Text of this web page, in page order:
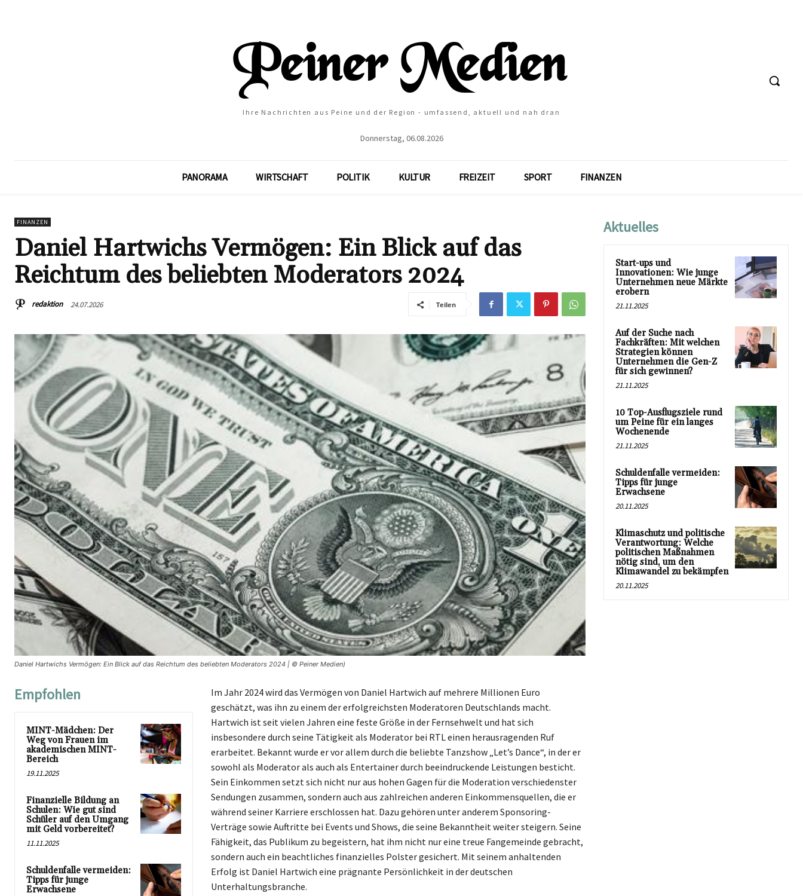
Ihre Nachrichten aus Peine und der Region - umfassend, aktuell und nah dran
Donnerstag, 06.08.2026
PANORAMA WIRTSCHAFT POLITIK KULTUR FREIZEIT SPORT FINANZEN
FINANZEN
Daniel Hartwichs Vermögen: Ein Blick auf das
Reichtum des beliebten Moderators 2024
redaktion 24.07.2026 Teilen
Daniel Hartwichs Vermögen: Ein Blick auf das Reichtum des beliebten Moderators 2024 | © Peiner Medien)
Empfohlen
MINT-Mädchen: Der
Weg von Frauen im
akademischen MINT-
Bereich
19.11.2025
Finanzielle Bildung an
Schulen: Wie gut sind
Schüler auf den Umgang
mit Geld vorbereitet?
11.11.2025
Schuldenfalle vermeiden:
Tipps für junge
Erwachsene
Im Jahr 2024 wird das Vermögen von Daniel Hartwich auf mehrere Millionen Euro
geschätzt, was ihn zu einem der erfolgreichsten Moderatoren Deutschlands macht.
Hartwich ist seit vielen Jahren eine feste Größe in der Fernsehwelt und hat sich
insbesondere durch seine Tätigkeit als Moderator bei RTL einen herausragenden Ruf
erarbeitet. Bekannt wurde er vor allem durch die beliebte Tanzshow „Let’s Dance“, in der er
sowohl als Moderator als auch als Entertainer durch beeindruckende Leistungen besticht.
Sein Einkommen setzt sich nicht nur aus hohen Gagen für die Moderation verschiedenster
Sendungen zusammen, sondern auch aus zahlreichen anderen Einkommensquellen, die er
während seiner Karriere erschlossen hat. Dazu gehören unter anderem Sponsoring-
Verträge sowie Auftritte bei Events und Shows, die seine Bekanntheit weiter steigern. Seine
Fähigkeit, das Publikum zu begeistern, hat ihm nicht nur eine treue Fangemeinde gebracht,
sondern auch ein beachtliches finanzielles Polster gesichert. Mit seinem anhaltenden
Erfolg ist Daniel Hartwich eine prägnante Persönlichkeit in der deutschen
Unterhaltungsbranche.
Aktuelles
Start-ups und
Innovationen: Wie junge
Unternehmen neue Märkte
erobern
21.11.2025
Auf der Suche nach
Fachkräften: Mit welchen
Strategien können
Unternehmen die Gen-Z
für sich gewinnen?
21.11.2025
10 Top-Ausflugsziele rund
um Peine für ein langes
Wochenende
21.11.2025
Schuldenfalle vermeiden:
Tipps für junge
Erwachsene
20.11.2025
Klimaschutz und politische
Verantwortung: Welche
politischen Maßnahmen
nötig sind, um den
Klimawandel zu bekämpfen
20.11.2025